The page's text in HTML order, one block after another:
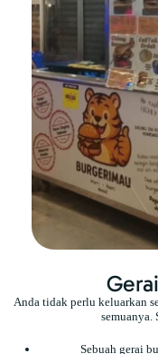
Anda tidak perlu keluarkan
semuanya.
Sebuah gerai